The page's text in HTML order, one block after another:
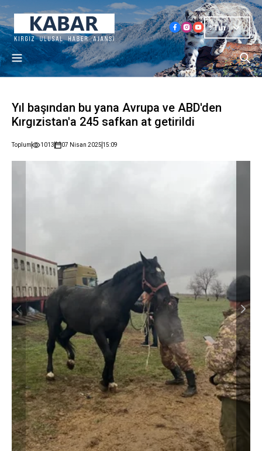
Tur
Yıl başından bu yana Avrupa ve ABD'den
Kırgızistan'a 245 safkan at getirildi
Toplum 1013 07 Nisan 2025 15:09